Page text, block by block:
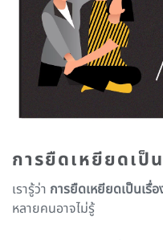
การยืดเหยียดเป็
เรารู้ว่า การยืดเหยียดเป็นเรื่
หลายคนอาจไม่รู้